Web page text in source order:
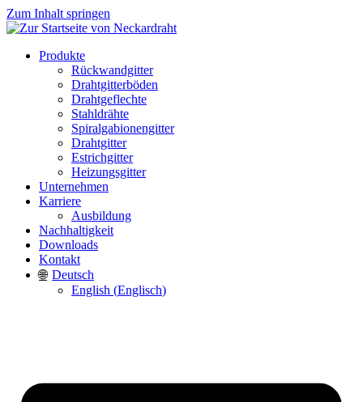
Zum Inhalt springen
Produkte
Rückwandgitter
Drahtgitterböden
Drahtgeflechte
Stahldrähte
Spiralgabionengitter
Drahtgitter
Estrichgitter
Heizungsgitter
Unternehmen
Karriere
Ausbildung
Nachhaltigkeit
Downloads
Kontakt
Deutsch
English (Englisch)